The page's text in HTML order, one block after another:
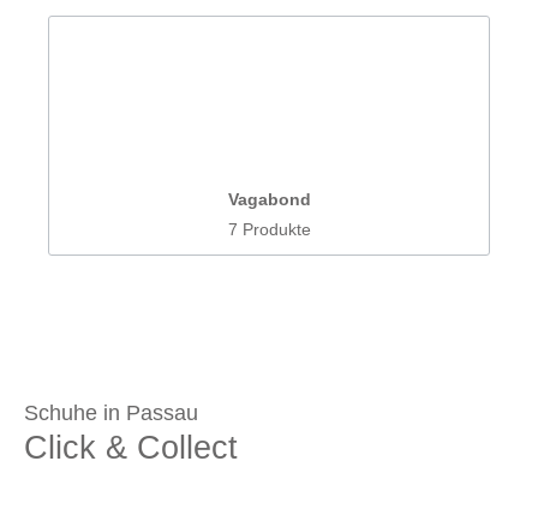
Vagabond
7 Produkte
Schuhe in Passau
Click & Collect